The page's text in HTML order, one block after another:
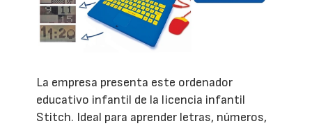
La empresa presenta este ordenador
educativo infantil de la licencia infantil
Stitch. Ideal para aprender letras, números,